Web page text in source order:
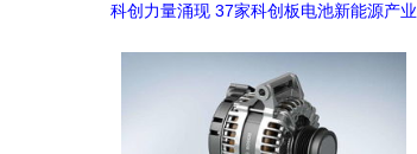
科创力量涌现 37家科创板电池新能源产业
术研发趋势